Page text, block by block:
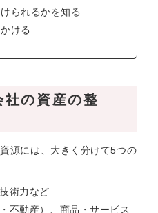
られるかを知る
ける
の資産の整
源には、大きく分けて5つの
術力など
不動産）、商品・サービス